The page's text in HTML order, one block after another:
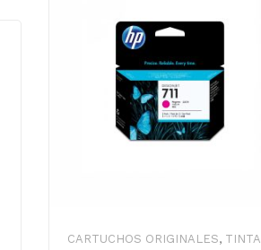
CARTUCHOS ORIGINALES, TINTA